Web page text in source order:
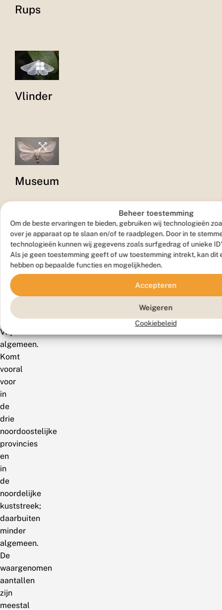
Beheer toestemming
Om de beste ervaringen te bieden, gebruiken wij technologieën
over je apparaat op te slaan en/of te raadplegen. Door in te
technologieën kunnen wij gegevens zoals surfgedrag of unieke
Als je geen toestemming geeft of uw toestemming intrekt, kan dit
hebben op bepaalde functies en mogelijkheden.
Accepteren
Weigeren
Cookiebeleid
Rups
Vlinder
Museum
Verspreiding
Zeldzaamheid
Vrij
algemeen.
Komt
vooral
voor
in
de
drie
noordoostelijke
provincies
en
in
de
noordelijke
kuststreek;
daarbuiten
minder
algemeen.
De
waargenomen
aantallen
zijn
meestal